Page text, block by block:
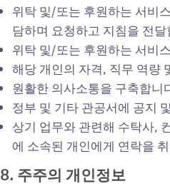
위탁 및/또는 후원하는 서비
담하며 요청하고 지침을 전
위탁 및/또는 후원하는 서비
해당 개인의 자격, 직무 역량
원활한 의사소통을 구축합니
정부 및 기타 관공서에 공지
상기 업무와 관련해 수탁사,
에 소속된 개인에게 연락을
8. 주주의 개인정보